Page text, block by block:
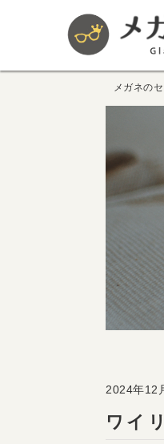
メガネの
ワイ
2024年12